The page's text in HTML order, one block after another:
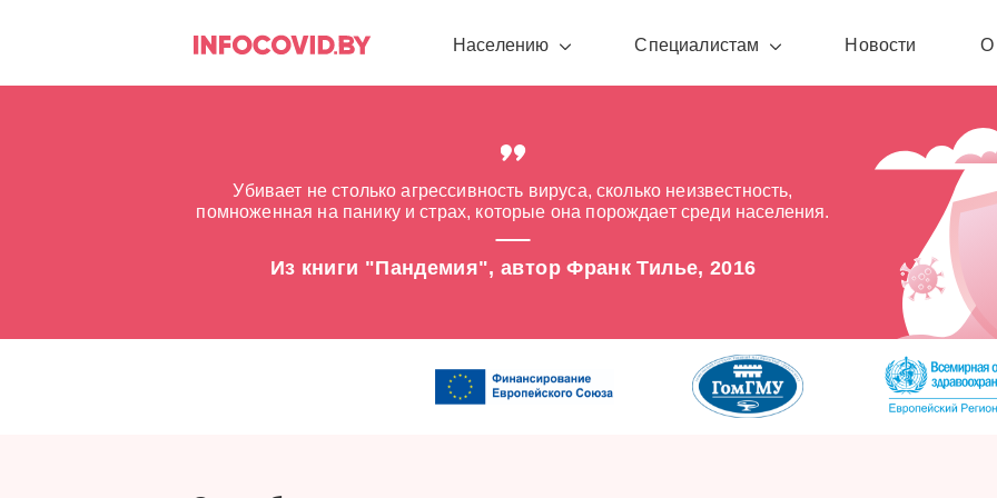
Населению Специалистам Новости О
Убивает не столько агрессивность вируса, сколько неизвестность,
помноженная на панику и страх, которые она порождает среди населения.
Из книги "Пандемия", автор Франк Тилье, 2016